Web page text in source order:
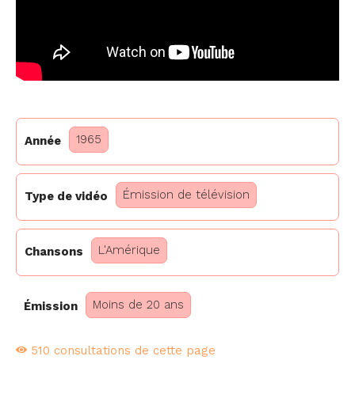
Année 1965
Type de vidéo Émission de télévision
Chansons L'Amérique
Émission Moins de 20 ans
510 consultations de cette page